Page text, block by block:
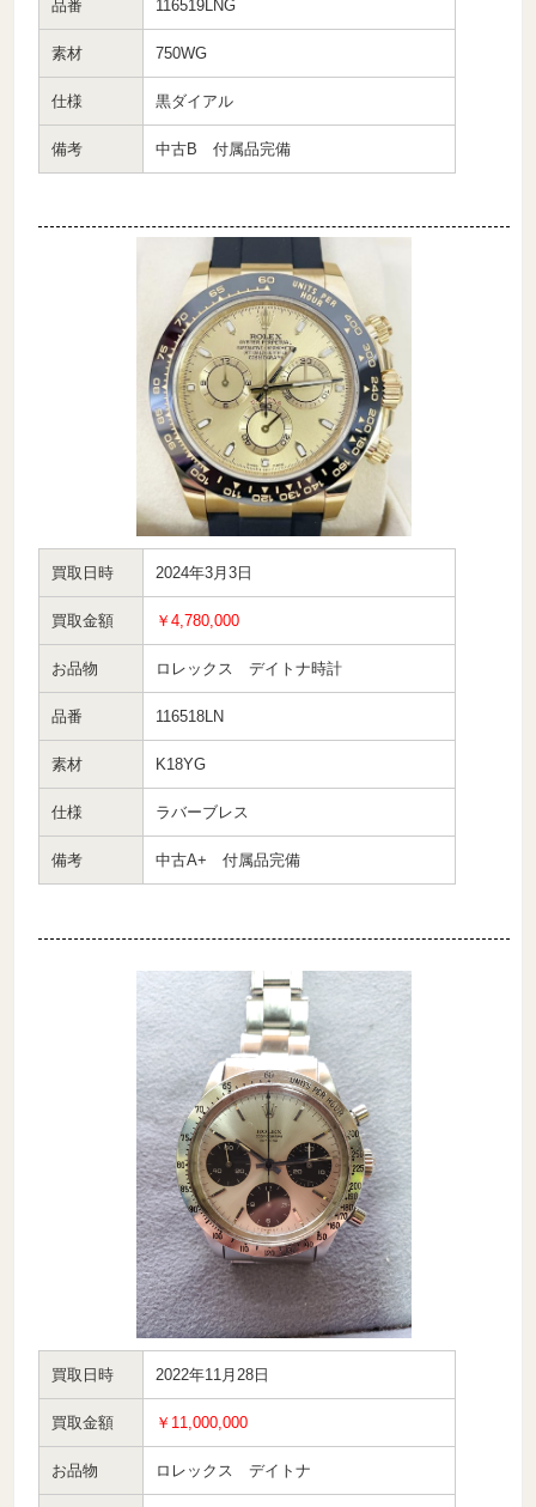
品番 116519LNG
素材 750WG
仕様 黒ダイアル
備考 中古B 付属品完備
買取日時 2024年3月3日
買取金額 ￥4,780,000
お品物 ロレックス デイトナ時計
品番 116518LN
素材 K18YG
仕様 ラバーブレス
備考 中古A+ 付属品完備
買取日時 2022年11月28日
買取金額 ￥11,000,000
お品物 ロレックス デイトナ